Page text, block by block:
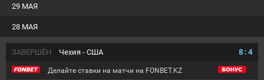
28 МАЯ
29 МАЯ
ЗАВЕРШЁН Чехия - США 8 : 4
Делайте ставки на матчи на FONBET.KZ